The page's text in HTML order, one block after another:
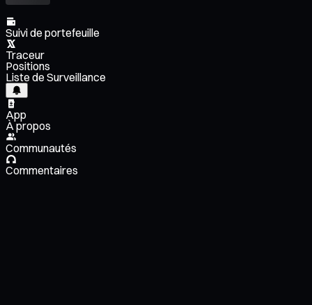
Suivi de portefeuille
Traceur
Positions
Liste de Surveillance
App
À propos
Communautés
Commentaires